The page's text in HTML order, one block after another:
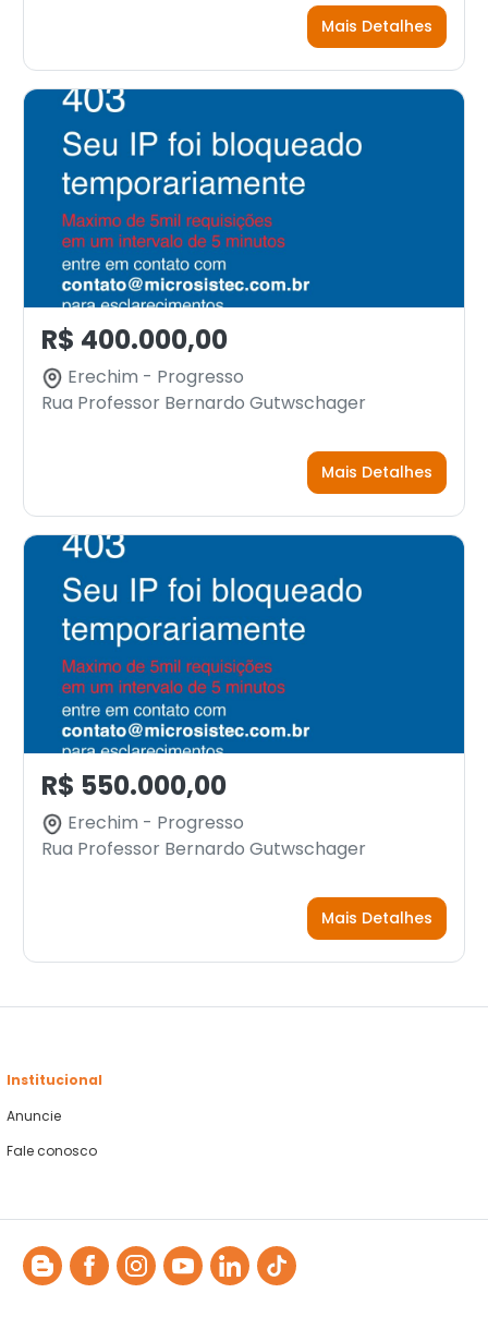
Mais Detalhes
R$ 400.000,00
Erechim - Progresso
Rua Professor Bernardo Gutwschager
Mais Detalhes
R$ 550.000,00
Erechim - Progresso
Rua Professor Bernardo Gutwschager
Mais Detalhes
Institucional
Anuncie
Fale conosco